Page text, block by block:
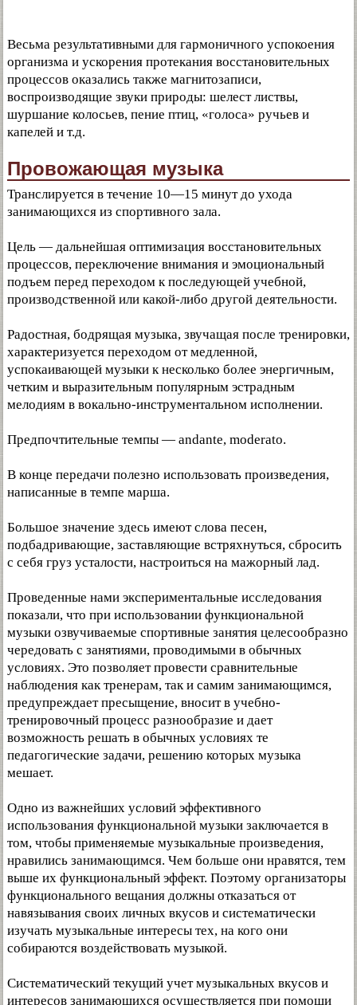
Весьма результативными для гармоничного успокоения
организма и ускорения протекания восстановительных
процессов оказались также магнитозаписи,
воспроизводящие звуки природы: шелест листвы,
шуршание колосьев, пение птиц, «голоса» ручьев и
капелей и т.д.
Провожающая музыка
Транслируется в течение 10—15 минут до ухода
занимающихся из спортивного зала.
Цель — дальнейшая оптимизация восстановительных
процессов, переключение внимания и эмоциональный
подъем перед переходом к последующей учебной,
производственной или какой-либо другой деятельности.
Радостная, бодрящая музыка, звучащая после тренировки,
характеризуется переходом от медленной,
успокаивающей музыки к несколько более энергичным,
четким и выразительным популярным эстрадным
мелодиям в вокально-инструментальном исполнении.
Предпочтительные темпы — andante, moderato.
В конце передачи полезно использовать произведения,
написанные в темпе марша.
Большое значение здесь имеют слова песен,
подбадривающие, заставляющие встряхнуться, сбросить
с себя груз усталости, настроиться на мажорный лад.
Проведенные нами экспериментальные исследования
показали, что при использовании функциональной
музыки озвучиваемые спортивные занятия целесообразно
чередовать с занятиями, проводимыми в обычных
условиях. Это позволяет провести сравнительные
наблюдения как тренерам, так и самим занимающимся,
предупреждает пресыщение, вносит в учебно-
тренировочный процесс разнообразие и дает
возможность решать в обычных условиях те
педагогические задачи, решению которых музыка
мешает.
Одно из важнейших условий эффективного
использования функциональной музыки заключается в
том, чтобы применяемые музыкальные произведения,
нравились занимающимся. Чем больше они нравятся, тем
выше их функциональный эффект. Поэтому организаторы
функционального вещания должны отказаться от
навязывания своих личных вкусов и систематически
изучать музыкальные интересы тех, на кого они
собираются воздействовать музыкой.
Систематический текущий учет музыкальных вкусов и
интересов занимающихся осуществляется при помощи